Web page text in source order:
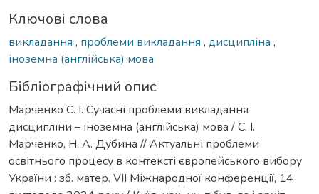
Ключові слова
викладання , проблеми викладання , дисципліна ,
іноземна (англійська) мова
Бібліографічний опис
Марченко С. І. Сучасні проблеми викладання
дисципліни – іноземна (англійська) мова / С. І.
Марченко, Н. А. Дубина // Актуальні проблеми
освітнього процесу в контексті європейського вибору
України : зб. матер. VІІ Міжнародної конференції, 14